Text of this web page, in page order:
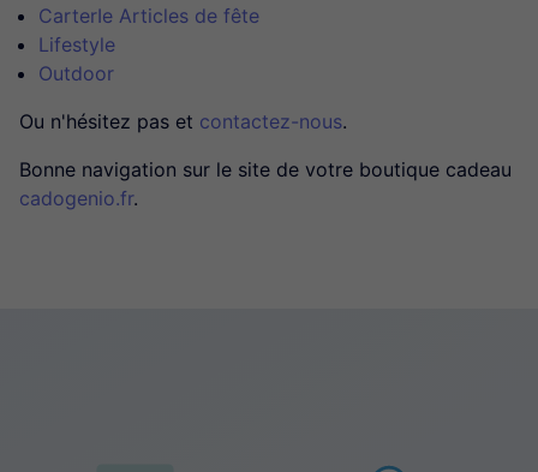
CarterIe Articles de fête
Lifestyle
Outdoor
Ou n'hésitez pas et contactez-nous.
Bonne navigation sur le site de votre boutique cadeau
cadogenio.fr.